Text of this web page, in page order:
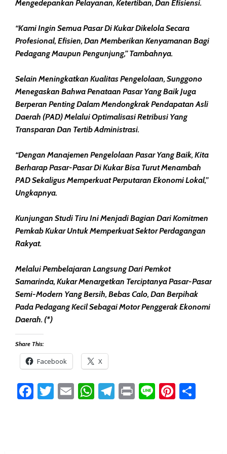
Mengedepankan Pelayanan, Ketertiban, Dan Efisiensi.
“Kami Ingin Semua Pasar Di Kukar Dikelola Secara
Profesional, Efisien, Dan Memberikan Kenyamanan Bagi
Pedagang Maupun Pengunjung,” Tambahnya.
Selain Meningkatkan Kualitas Pengelolaan, Sunggono
Menegaskan Bahwa Penataan Pasar Yang Baik Juga
Berperan Penting Dalam Mendongkrak Pendapatan Asli
Daerah (PAD) Melalui Optimalisasi Retribusi Yang
Transparan Dan Tertib Administrasi.
“Dengan Manajemen Pengelolaan Pasar Yang Baik, Kita
Berharap Pasar-Pasar Di Kukar Bisa Turut Menambah
PAD Sekaligus Memperkuat Perputaran Ekonomi Lokal,”
Ungkapnya.
Kunjungan Studi Tiru Ini Menjadi Bagian Dari Komitmen
Pemkab Kukar Untuk Memperkuat Sektor Perdagangan
Rakyat.
Melalui Pembelajaran Langsung Dari Pemkot
Samarinda, Kukar Menargetkan Terciptanya Pasar-Pasar
Semi-Modern Yang Bersih, Bebas Calo, Dan Berpihak
Pada Pedagang Kecil Sebagai Motor Penggerak Ekonomi
Daerah. (*)
Share This:
Facebook X
Facebook
Twitter
EmailWhatsApp
Telegram
PrintLine